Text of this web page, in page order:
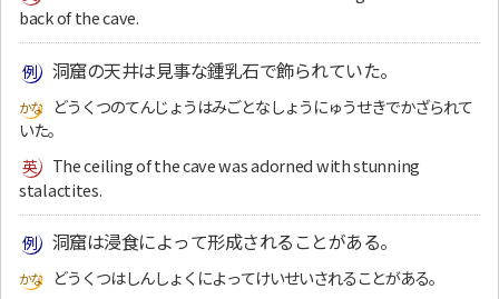
back of the cave.
洞窟の天井は見事な鍾乳石で飾られていた。
どうくつのてんじょうはみごとなしょうにゅうせきでかざられて
いた。
The ceiling of the cave was adorned with stunning
stalactites.
洞窟は浸食によって形成されることがある。
どうくつはしんしょくによってけいせいされることがある。